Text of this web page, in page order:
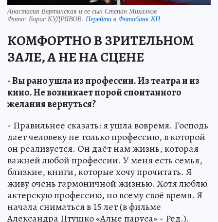
Анастасия Вертинская и ее сын Степан Михалков
Фото: Борис КУДРЯВОВ. Перейти в Фотобанк КП
КОМФОРТНО В ЗРИТЕЛЬНОМ
ЗАЛЕ, А НЕ НА СЦЕНЕ
- Вы рано ушла из профессии. Из театра и из
кино. Не возникает порой спонтанного
желания вернуться?
- Правильнее сказать: я ушла вовремя. Господь
дает человеку не только профессию, в которой
он реализуется. Он даёт нам жизнь, которая
важней любой профессии. У меня есть семья,
близкие, книги, которые хочу прочитать. Я
живу очень гармоничной жизнью. Хотя люблю
актерскую профессию, но всему своё время. Я
начала сниматься в 15 лет (в фильме
Александра Птушко «Алые паруса» - Ред.).